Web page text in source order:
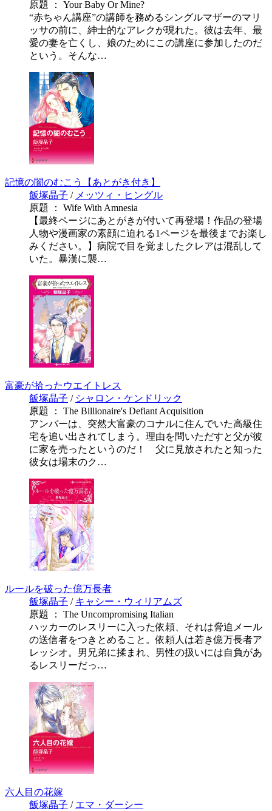
原題 ： Your Baby Or Mine?
“赤ちゃん講座”の講師を務めるシングルマザーのマリ
ッサの前に、紳士的なアレクが現れた。彼は去年、最
愛の妻を亡くし、娘のためにこの講座に参加したのだ
という。そんな…
記憶の闇のむこう【あとがき付き】
飯塚晶子 / メッツィ・ヒングル
原題 ： Wife With Amnesia
【最終ページにあとがきが付いて再登場！作品の登場
人物や漫画家の素顔に迫れる1ページを最後までお楽し
みください。】病院で目を覚ましたクレアは混乱して
いた。暴漢に襲…
富豪が拾ったウエイトレス
飯塚晶子 / シャロン・ケンドリック
原題 ： The Billionaire's Defiant Acquisition
アンバーは、突然大富豪のコナルに住んでいた高級住
宅を追い出されてしまう。理由を問いただすと父が彼
に家を売ったというのだ！ 父に見放されたと知った
彼女は場末のク…
ルールを破った億万長者
飯塚晶子 / キャシー・ウィリアムズ
原題 ： The Uncompromising Italian
ハッカーのレスリーに入った依頼、それは脅迫メール
の送信者をつきとめること。依頼人は若き億万長者ア
レッシオ。男兄弟に揉まれ、男性の扱いには自負があ
るレスリーだっ…
六人目の花嫁
飯塚晶子 / エマ・ダーシー